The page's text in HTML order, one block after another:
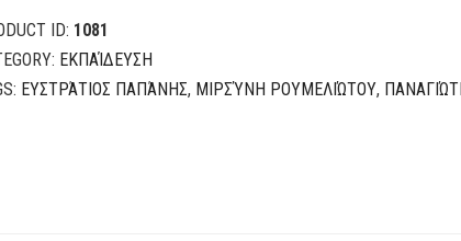
ID: 1081
ΕΚΠΑΊΔΕΥΣΗ
ΕΥΣΤΡΆΤΙΟΣ ΠΑΠΆΝΗΣ, ΜΙΡΣΎΝΗ ΡΟΥΜΕΛΙΏΤΟΥ,